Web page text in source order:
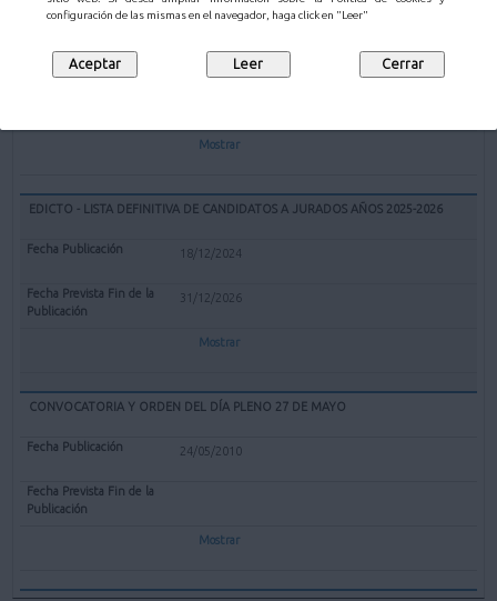
configuración de las mismas en el navegador, haga click en "Leer"
EXPEDIENTE REDENOMINACIÓN BOLERA CUBIERTA "EL PARQUE" DE
12/02/2025
Mostrar
EDICTO - LISTA DEFINITIVA DE CANDIDATOS A JURADOS AÑOS 2025-2026
18/12/2024
31/12/2026
Mostrar
CONVOCATORIA Y ORDEN DEL DÍA PLENO 27 DE MAYO
24/05/2010
Mostrar